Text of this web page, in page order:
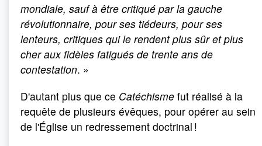
mondiale, sauf à être critiqué par la gauche
révolutionnaire, pour ses tiédeurs, pour ses
lenteurs, critiques qui le rendent plus sûr et plus
cher aux fidèles fatigués de trente ans de
contestation. »
D'autant plus que ce Catéchisme fut réalisé à la
requête de plusieurs évêques, pour opérer au sein
de l'Église un redressement doctrinal !